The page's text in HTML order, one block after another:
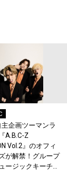
企画ツーマンラ
A.B.C-Z
Vol.2』のオフィ
が解禁！グループ
ージックキーチェ